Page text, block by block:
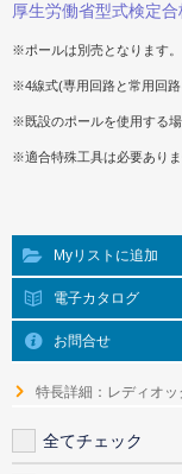
厚生労働省型式検定合
※ポールは別売となります。
※4線式(専用回路と常用回路
※既設のポールを使用する
※適合特殊工具は必要ありま
Myリストに追加
電子カタログ
お問合せ
特長詳細：レディオ
全てチェック